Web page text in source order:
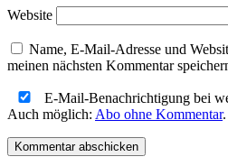
Website
Name, E-Mail-Adresse und
meinen nächsten Kommentar
E-Mail-Benachrichtigung bei
Auch möglich: Abo ohne Kommentar.